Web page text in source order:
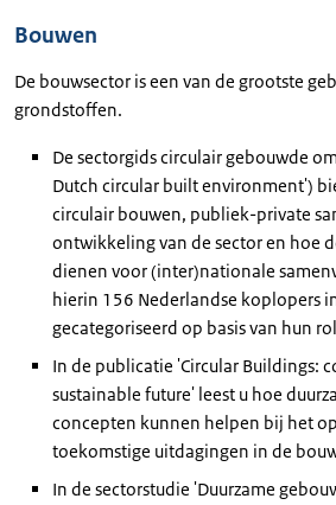
Bouwen
De bouwsector is een van de grootste
grondstoffen.
De sectorgids circulair gebouwde
Dutch circular built environment')
circulair bouwen, publiek-private
ontwikkeling van de sector en hoe
dienen voor (inter)nationale
hierin 156 Nederlandse koplopers
gecategoriseerd op basis van hun
In de publicatie 'Circular Buildings:
sustainable future' leest u hoe
concepten kunnen helpen bij het
toekomstige uitdagingen in de
In de sectorstudie 'Duurzame